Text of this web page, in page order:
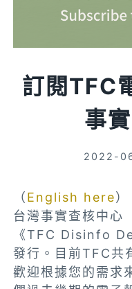
訂閱TFC
事
2022-
（English here）
台灣事實查核中心
《TFC Disinfo
發行。目前TFC共
歡迎根據您的需求